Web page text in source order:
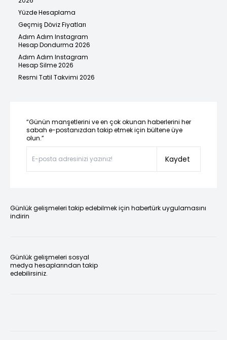
Yüzde Hesaplama
Geçmiş Döviz Fiyatları
Adım Adım Instagram
Hesap Dondurma 2026
Adım Adım Instagram
Hesap Silme 2026
Resmi Tatil Takvimi 2026
“Günün manşetlerini ve en çok okunan haberlerini her
sabah e-postanızdan takip etmek için bültene üye
olun.”
Kaydet
Günlük gelişmeleri takip edebilmek için habertürk uygulamasını
indirin
Günlük gelişmeleri sosyal
medya hesaplarından takip
edebilirsiniz.